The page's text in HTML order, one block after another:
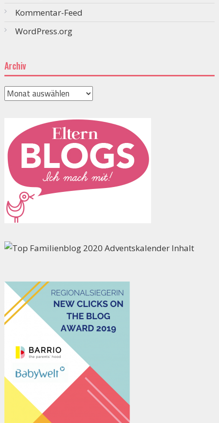
Kommentar-Feed
WordPress.org
Archiv
Archiv